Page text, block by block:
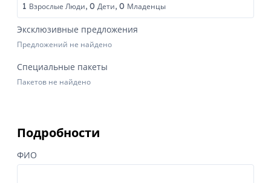
1 Взрослые Люди, 0 Дети, 0 Младенцы
Эксклюзивные предложения
Предложений не найдено
Специальные пакеты
Пакетов не найдено
Подробности
ФИО